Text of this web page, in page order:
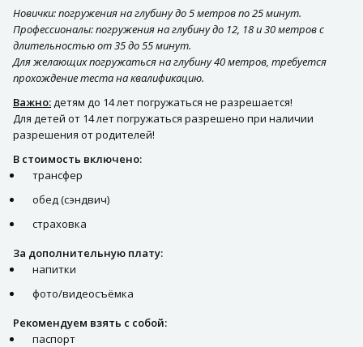
Новички: погружения на глубину до 5 метров по 25 минут.
Профессионалы: погружения на глубину до 12, 18 и 30 метров с
длительностью от 35 до 55 минут.
Для желающих погружаться на глубину 40 метров, требуется
прохождение теста на квалификацию.
Важно:детям до 14 лет погружаться не разрешается!
Для детей от 14 лет погружаться разрешено при наличии
разрешения от родителей!
В стоимость включено:
трансфер
обед (сэндвич)
страховка
За дополнительную плату:
напитки
фото/видеосъёмка
Рекомендуем взять с собой:
паспорт